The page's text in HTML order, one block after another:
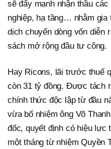
sẽ đẩy mạnh nhận thầu
nghiệp, hạ tầng… nhằm gia
dịch chuyển dòng vốn diễn
sách mở rộng đầu tư công.
Hay Ricons, lãi trước thuế
còn 31 tỷ đồng. Được tách
chính thức độc lập từ đầu
vừa bổ nhiệm ông Võ
đốc, quyết định có hiệu lực
một tháng từ nhiệm Quyền